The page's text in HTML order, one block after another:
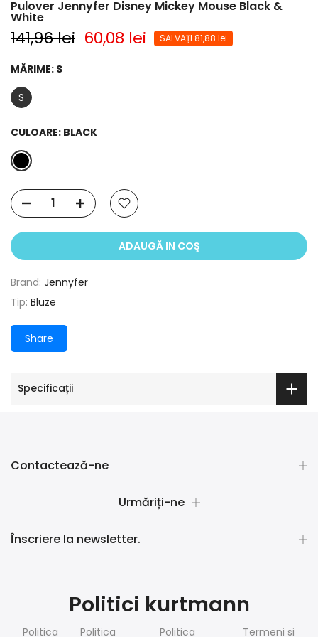
Pulover Jennyfer Disney Mickey Mouse Black &
White
141,96 lei 60,08 lei SALVAȚI 81,88 lei
MĂRIME: S
S
CULOARE: BLACK
ADAUGĂ IN COŞ
Brand: Jennyfer
Tip: Bluze
Share
Specificații
Contactează-ne
Urmăriți-ne
Înscriere la newsletter.
Politici kurtmann
Politica Politica Politica Termeni si